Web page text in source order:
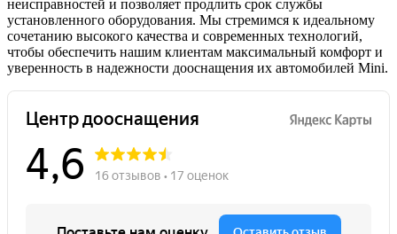
неисправностей и позволяет продлить срок службы
установленного оборудования. Мы стремимся к идеальному
сочетанию высокого качества и современных технологий,
чтобы обеспечить нашим клиентам максимальный комфорт и
уверенность в надежности дооснащения их автомобилей Mini.